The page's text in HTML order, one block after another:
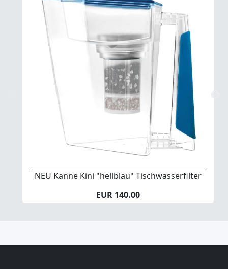
NEU Kanne Kini "hellblau" Tischwasserfilter
EUR 140.00